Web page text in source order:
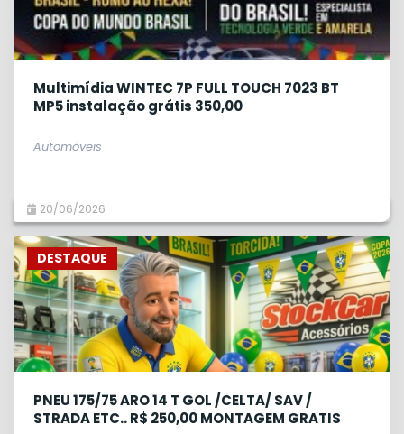
Multimídia WINTEC 7P FULL TOUCH 7023 BT
MP5 instalação grátis 350,00
Automóveis
20/06/2026
DESTAQUE
PNEU 175/75 ARO 14 T GOL /CELTA/ SAV /
STRADA ETC.. R$ 250,00 MONTAGEM GRATIS